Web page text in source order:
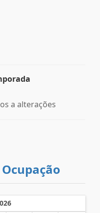
a alterações
Ocupação